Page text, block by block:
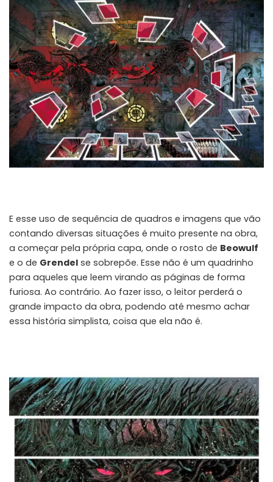
E esse uso de sequência de quadros e imagens que vão
contando diversas situações é muito presente na obra,
a começar pela própria capa, onde o rosto de Beowulf
e o de Grendel se sobrepõe. Esse não é um quadrinho
para aqueles que leem virando as páginas de forma
furiosa. Ao contrário. Ao fazer isso, o leitor perderá o
grande impacto da obra, podendo até mesmo achar
essa história simplista, coisa que ela não é.